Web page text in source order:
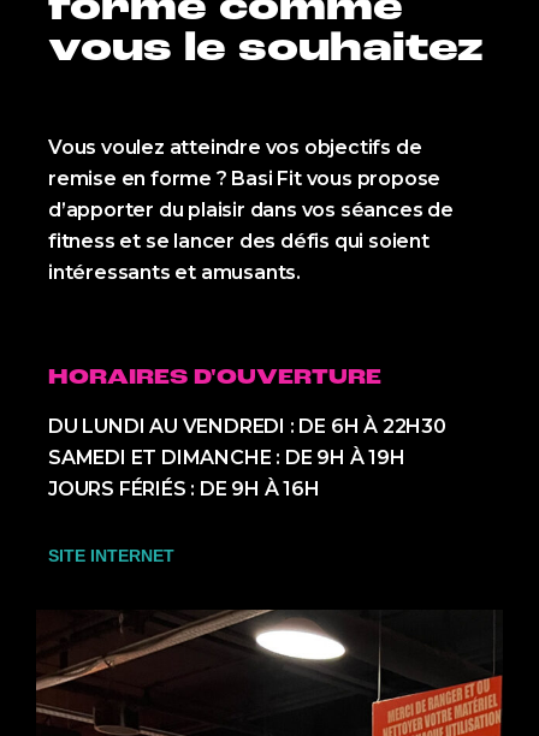
forme comme
vous le souhaitez
Vous voulez atteindre vos objectifs de
remise en forme ? Basi Fit vous propose
d’apporter du plaisir dans vos séances de
fitness et se lancer des défis qui soient
intéressants et amusants.
HORAIRES D'OUVERTURE
DU LUNDI AU VENDREDI : DE 6H À 22H30
SAMEDI ET DIMANCHE : DE 9H À 19H
JOURS FÉRIÉS : DE 9H À 16H
SITE INTERNET